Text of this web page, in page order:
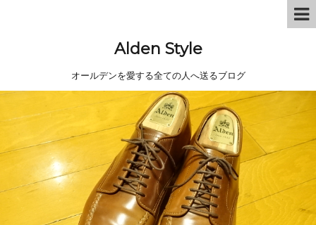
Alden Style
オールデンを愛する全ての人へ送るブログ